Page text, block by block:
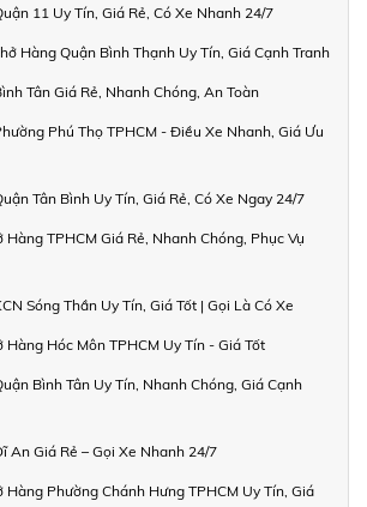
11 Uy Tín, Giá Rẻ, Có Xe Nhanh 24/7
Hàng Quận Bình Thạnh Uy Tín, Giá Cạnh Tranh
Tân Giá Rẻ, Nhanh Chóng, An Toàn
Phú Thọ TPHCM - Điều Xe Nhanh, Giá Ưu
Tân Bình Uy Tín, Giá Rẻ, Có Xe Ngay 24/7
Hàng TPHCM Giá Rẻ, Nhanh Chóng, Phục Vụ
Sóng Thần Uy Tín, Giá Tốt | Gọi Là Có Xe
Hàng Hóc Môn TPHCM Uy Tín - Giá Tốt
Bình Tân Uy Tín, Nhanh Chóng, Giá Cạnh
An Giá Rẻ – Gọi Xe Nhanh 24/7
Hàng Phường Chánh Hưng TPHCM Uy Tín, Giá